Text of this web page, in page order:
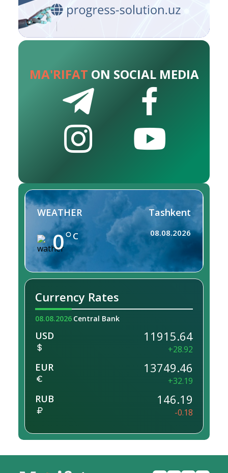
MA'RIFAT ON SOCIAL MEDIA
WEATHER
0 C
Tashkent
08.08.2026
Currency Rates
08.08.2026 Central Bank
USD 11915.64
+28.92
EUR 13749.46
+32.19
RUB 146.19
-0.18